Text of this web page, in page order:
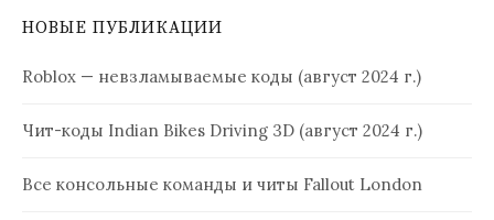
НОВЫЕ ПУБЛИКАЦИИ
Roblox — невзламываемые коды (август 2024 г.)
Чит-коды Indian Bikes Driving 3D (август 2024 г.)
Все консольные команды и читы Fallout London